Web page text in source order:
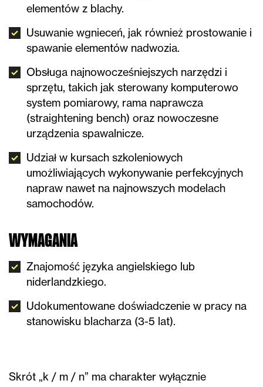
elementów z blachy.
Usuwanie wgnieceń, jak również prostowanie i
spawanie elementów nadwozia.
Obsługa najnowocześniejszych narzędzi i
sprzętu, takich jak sterowany komputerowo
system pomiarowy, rama naprawcza
(straightening bench) oraz nowoczesne
urządzenia spawalnicze.
Udział w kursach szkoleniowych
umożliwiających wykonywanie perfekcyjnych
napraw nawet na najnowszych modelach
samochodów.
WYMAGANIA
Znajomość języka angielskiego lub
niderlandzkiego.
Udokumentowane doświadczenie w pracy na
stanowisku blacharza (3-5 lat).
Skrót „k / m / n” ma charakter wyłącznie